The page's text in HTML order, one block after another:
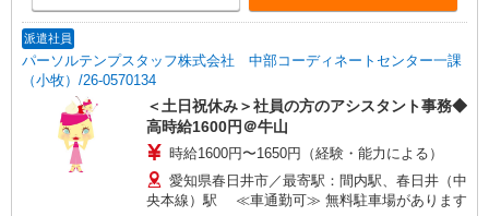
派遣社員
パーソルテンプスタッフ株式会社 中部コーディネートセンター一課
（小牧）/26-0570134
＜土日祝休み＞社員の方のアシスタント事務◆
高時給1600円＠牛山
時給1600円〜1650円（経験・能力による）
愛知県春日井市／最寄駅：間内駅、春日井（中
央本線）駅 ≪車通勤可≫ 無料駐車場があります